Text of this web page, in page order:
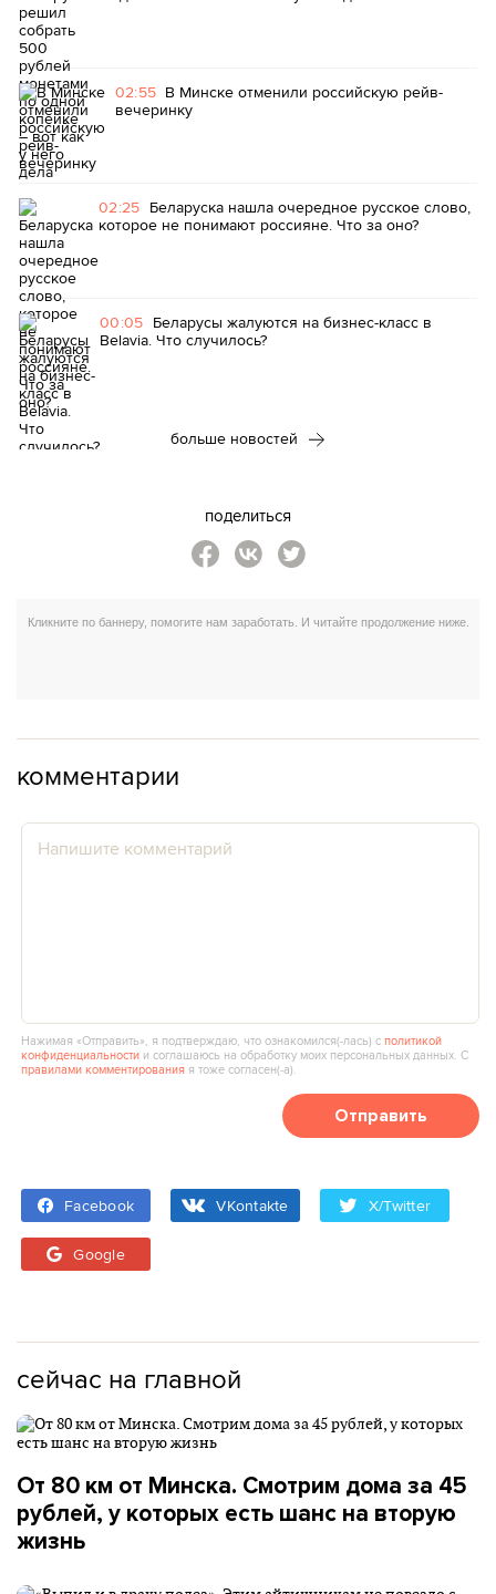
02:55 В Минске отменили российскую рейв-
вечеринку
02:25 Беларуска нашла очередное русское слово,
которое не понимают россияне. Что за оно?
00:05 Беларусы жалуются на бизнес-класс в
Belavia. Что случилось?
больше новостей
поделиться
комментарии
Нажимая «Отправить», я подтверждаю, что ознакомился(‑лась) сполитикой
конфиденциальности и соглашаюсь на обработку моих персональных данных. С
правилами комментирования я тоже согласен(‑а).
Отправить
Facebook VKontakte X/Twitter
Google
сейчас на главной
От 80 км от Минска. Смотрим дома за 45
рублей, у которых есть шанс на вторую
жизнь